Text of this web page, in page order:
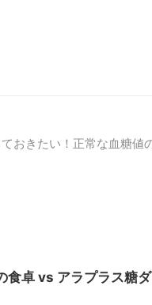
ておきたい！正常な血糖値
食卓 vs アラプラス糖